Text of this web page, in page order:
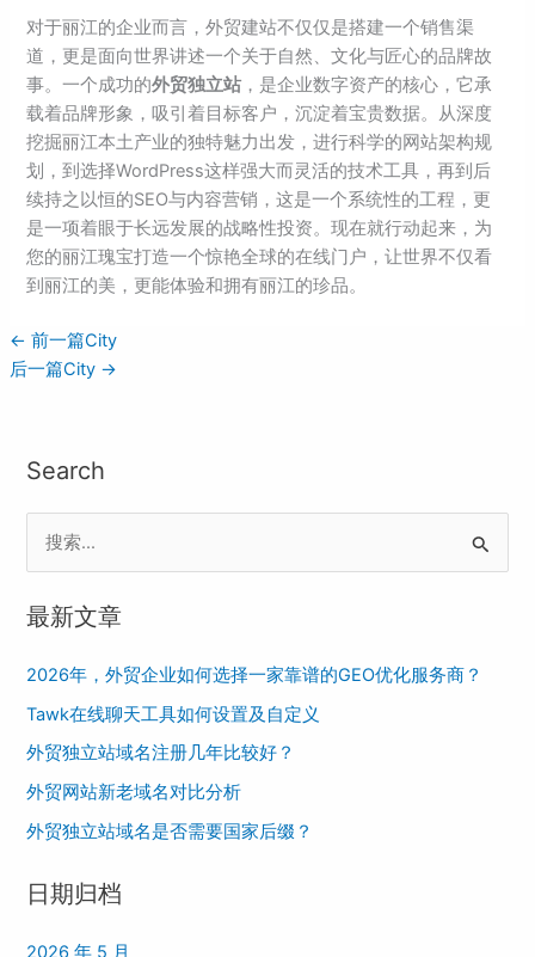
对于丽江的企业而言，外贸建站不仅仅是搭建一个销售渠
道，更是面向世界讲述一个关于自然、文化与匠心的品牌故
事。一个成功的外贸独立站 ，是企业数字资产的核心，它承
载着品牌形象，吸引着目标客户，沉淀着宝贵数据。从深度
挖掘丽江本土产业的独特魅力出发，进行科学的网站架构规
划，到选择WordPress这样强大而灵活的技术工具，再到后
续持之以恒的SEO与内容营销，这是一个系统性的工程，更
是一项着眼于长远发展的战略性投资。现在就行动起来，为
您的丽江瑰宝打造一个惊艳全球的在线门户，让世界不仅看
到丽江的美，更能体验和拥有丽江的珍品。
← 前一篇City
后一篇City →
Search
：
最新文章
2026年，外贸企业如何选择一家靠谱的GEO优化服务商？
Tawk在线聊天工具如何设置及自定义
外贸独立站域名注册几年比较好？
外贸网站新老域名对比分析
外贸独立站域名是否需要国家后缀？
日期归档
2026 年 5 月